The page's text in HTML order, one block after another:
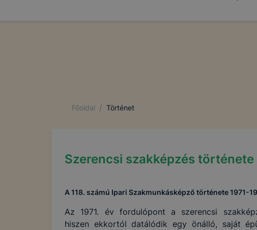
Főoldal / Történet
Szerencsi szakképzés története
A 118. számú Ipari Szakmunkásképző története 1971-
Az 1971. év fordulópont a szerencsi
hiszen ekkortól datálódik egy önálló, saját